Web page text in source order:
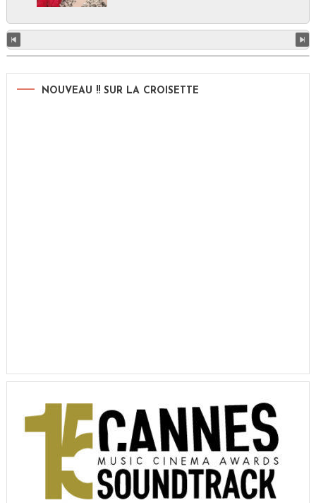
NOUVEAU !! SUR LA CROISETTE